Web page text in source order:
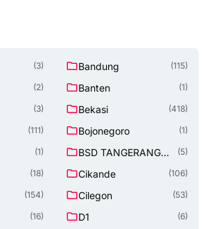
(3) Bandung (115)
(2) Banten (1)
(3) Bekasi (418)
(111) Bojonegoro (1)
(1)
BSD TANGERANG
(5)
(18) Cikande (106)
(154) Cilegon (53)
(16) D1 (6)